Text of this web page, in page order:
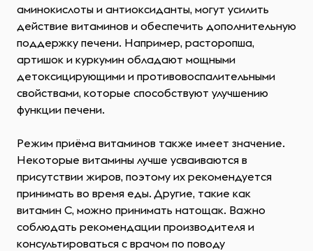
аминокислоты и антиоксиданты, могут усилить
действие витаминов и обеспечить дополнительную
поддержку печени. Например, расторопша,
артишок и куркумин обладают мощными
детоксицирующими и противовоспалительными
свойствами, которые способствуют улучшению
функции печени.
Режим приёма витаминов также имеет значение.
Некоторые витамины лучше усваиваются в
присутствии жиров, поэтому их рекомендуется
принимать во время еды. Другие, такие как
витамин C, можно принимать натощак. Важно
соблюдать рекомендации производителя и
консультироваться с врачом по поводу